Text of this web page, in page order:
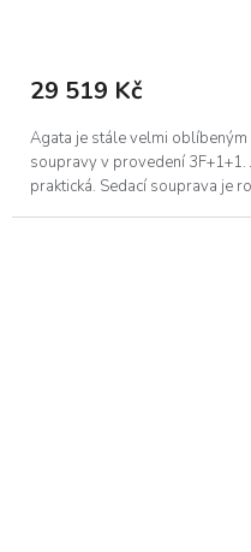
29 519 Kč
Agata je stále velmi
soupravy v provedení
praktická. Sedací souprava je